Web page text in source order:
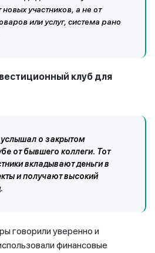
участников, а не от
или услуг, система рано
клуб для
о закрытом
от бывшего коллеги. Тот
вкладывают деньги в
и получают высокий
говорили уверенно и
финансовые